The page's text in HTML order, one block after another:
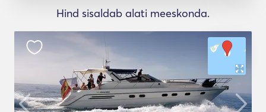
Hind sisaldab alati meeskonda.